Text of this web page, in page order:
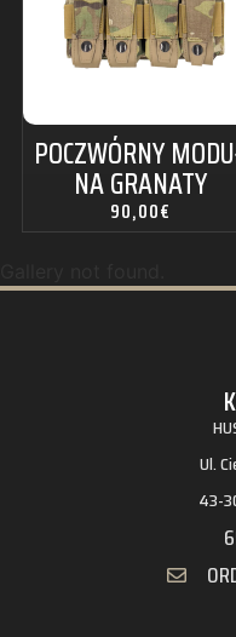
POCZWÓRNY
NA GRANATY
90,00€
Ul.
43-